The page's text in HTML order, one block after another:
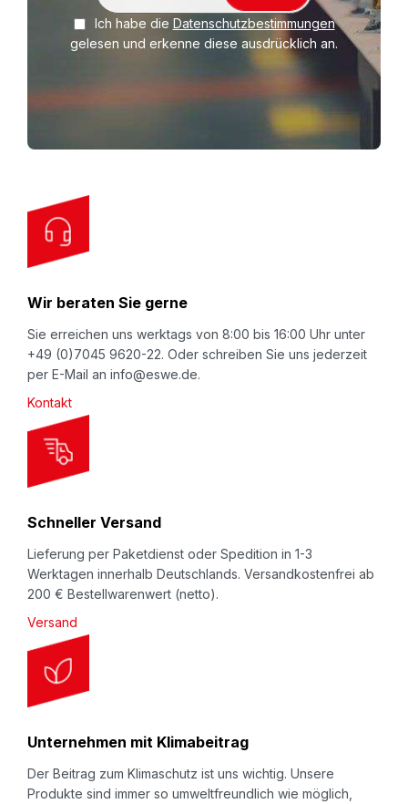
o
O
u
r
e
w
s
e
t
e
r
Ich habe die Datenschutzbestimmungen
gelesen und erkenne diese ausdrücklich an.
Wir beraten Sie gerne
Sie erreichen uns werktags von 8:00 bis 16:00 Uhr unter
+49 (0)7045 9620-22. Oder schreiben Sie uns jederzeit
per E-Mail an info@eswe.de.
Kontakt
Schneller Versand
Lieferung per Paketdienst oder Spedition in 1-3
Werktagen innerhalb Deutschlands. Versandkostenfrei ab
200 € Bestellwarenwert (netto).
Versand
Unternehmen mit Klimabeitrag
Der Beitrag zum Klimaschutz ist uns wichtig. Unsere
Produkte sind immer so umweltfreundlich wie möglich,